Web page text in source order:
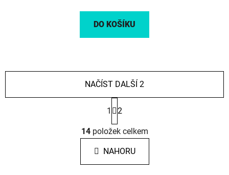
DO KOŠÍKU
O
v
l
á
d
NAČÍST DALŠÍ 2
t
r
á
n
k
1 2
14položek celkem
NAHORU